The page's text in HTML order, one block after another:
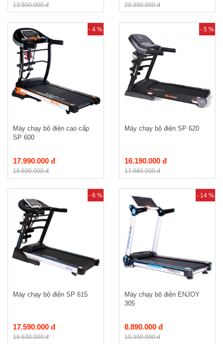
13.500.000 đ 20.390.000 đ
- 4 %
Máy chạy bộ điện cao cấp
SP 600
17.990.000 đ
18.690.000 đ
- 5 %
Máy chạy bộ điện SP 620
16.190.000 đ
17.080.000 đ
- 6 %
Máy chạy bộ điện SP 615
17.590.000 đ
18.630.000 đ
- 14 %
Máy chạy bộ điện ENJOY
305
8.890.000 đ
10.390.000 đ